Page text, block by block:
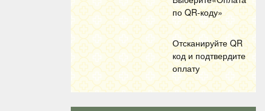
по QR-коду»
Отсканируйте QR
код и подтвердите
оплату